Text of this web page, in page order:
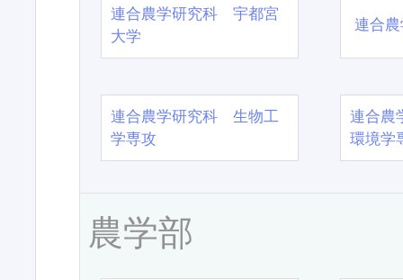
連合農学研究科 宇都宮
大学
連合
連合農学研究科 生物工
学専攻
連合農
環境学
農学部